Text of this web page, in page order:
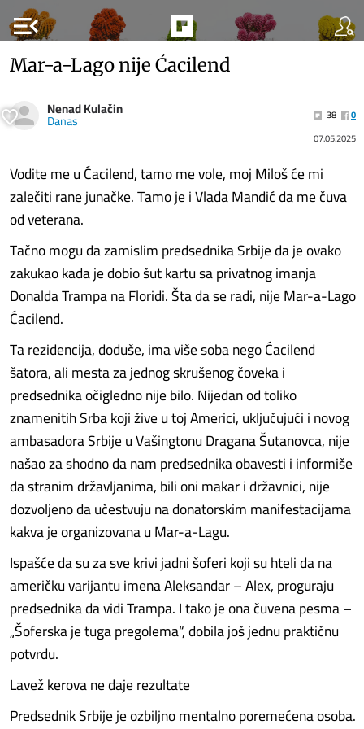
menu_open
Mar-a-Lago nije Ćacilend
Nenad Kulačin
Danas 38
0
07.05.2025
Vodite me u Ćacilend, tamo me vole, moj Miloš će mi
zalečiti rane junačke. Tamo je i Vlada Mandić da me čuva
od veterana.
Tačno mogu da zamislim predsednika Srbije da je ovako
zakukao kada je dobio šut kartu sa privatnog imanja
Donalda Trampa na Floridi. Šta da se radi, nije Mar-a-Lago
Ćacilend.
Ta rezidencija, doduše, ima više soba nego Ćacilend
šatora, ali mesta za jednog skrušenog čoveka i
predsednika očigledno nije bilo. Nijedan od toliko
znamenitih Srba koji žive u toj Americi, uključujući i novog
ambasadora Srbije u Vašingtonu Dragana Šutanovca, nije
našao za shodno da nam predsednika obavesti i informiše
da stranim državljanima, bili oni makar i državnici, nije
dozvoljeno da učestvuju na donatorskim manifestacijama
kakva je organizovana u Mar-a-Lagu.
Ispašće da su za sve krivi jadni šoferi koji su hteli da na
američku varijantu imena Aleksandar – Alex, proguraju
predsednika da vidi Trampa. I tako je ona čuvena pesma –
„Šoferska je tuga pregolema“, dobila još jednu praktičnu
potvrdu.
Lavež kerova ne daje rezultate
Predsednik Srbije je ozbiljno mentalno poremećena osoba.